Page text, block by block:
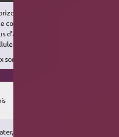
(
complètement vide comme
d'avoir toujours le même
!
également possibles.
c'est le séparateur ('|' ou '^')